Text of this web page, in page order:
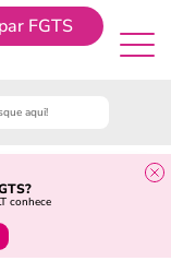
FGTS
conhece